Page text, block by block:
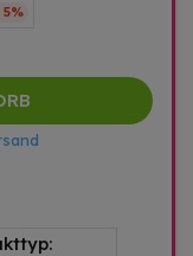
5%